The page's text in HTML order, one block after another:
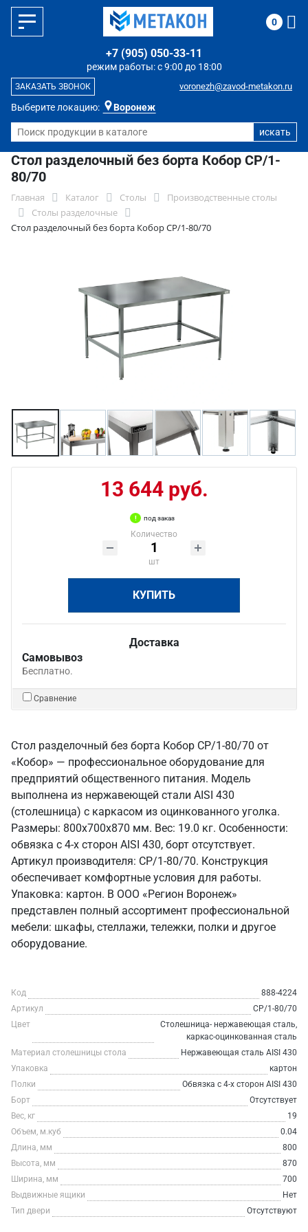
Выберите локацию: Воронеж
режим работы: с 9:00 до 18:00
+7 (905) 050-33-11
voronezh@zavod-metakon.ru
ЗАКАЗАТЬ ЗВОНОК
0
Стол разделочный без борта Кобор СР/1-
80/70
Главная Каталог Столы
Производственные столы
Столы разделочные
Стол разделочный без борта Кобор СР/1-80/70
13 644 руб.
под заказ
Количество
шт
КУПИТЬ
Доставка
Самовывоз
Бесплатно.
Сравнение
Стол разделочный без борта Кобор СР/1-80/70 от
«Кобор» — профессиональное оборудование для
предприятий общественного питания. Модель
выполнена из нержавеющей стали AISI 430
(столешница) с каркасом из оцинкованного уголка.
Размеры: 800x700x870 мм. Вес: 19.0 кг. Особенности:
обвязка с 4-х сторон AISI 430, борт отсутствует.
Артикул производителя: СР/1-80/70. Конструкция
обеспечивает комфортные условия для работы.
Упаковка: картон. В ООО «Регион Воронеж»
представлен полный ассортимент профессиональной
мебели: шкафы, стеллажи, тележки, полки и другое
оборудование.
Код
888-4224
Артикул
СР/1-80/70
Цвет
Столешница- нержавеющая сталь,
каркас-оцинкованная сталь
Материал столешницы стола
Нержавеющая сталь AISI 430
Упаковка
картон
Полки
Обвязка с 4-х сторон AISI 430
Борт
Отсутствует
Вес, кг
19
Объем, м.куб
0.04
Длина, мм
800
Высота, мм
870
Ширина, мм
700
Выдвижные ящики
Нет
Тип двери
Отсутствуют